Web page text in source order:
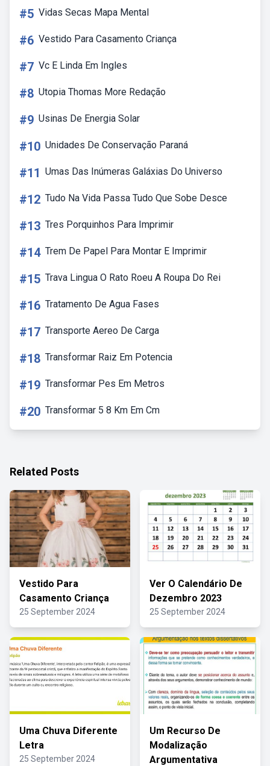
#5 Vidas Secas Mapa Mental
#6 Vestido Para Casamento Criança
#7 Vc E Linda Em Ingles
#8 Utopia Thomas More Redação
#9 Usinas De Energia Solar
#10 Unidades De Conservação Paraná
#11 Umas Das Inúmeras Galáxias Do Universo
#12 Tudo Na Vida Passa Tudo Que Sobe Desce
#13 Tres Porquinhos Para Imprimir
#14 Trem De Papel Para Montar E Imprimir
#15 Trava Lingua O Rato Roeu A Roupa Do Rei
#16 Tratamento De Agua Fases
#17 Transporte Aereo De Carga
#18 Transformar Raiz Em Potencia
#19 Transformar Pes Em Metros
#20 Transformar 5 8 Km Em Cm
Related Posts
Vestido Para
Casamento Criança
25 September 2024
Ver O Calendário De
Dezembro 2023
25 September 2024
Uma Chuva Diferente
Letra
25 September 2024
Um Recurso De
Modalização
Argumentativa